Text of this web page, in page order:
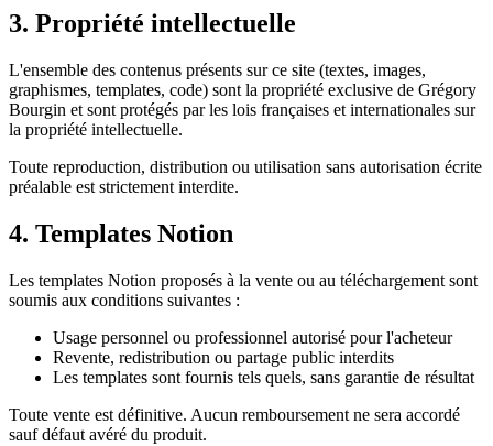
3. Propriété intellectuelle
L'ensemble des contenus présents sur ce site (textes, images,
graphismes, templates, code) sont la propriété exclusive de Grégory
Bourgin et sont protégés par les lois françaises et internationales sur
la propriété intellectuelle.
Toute reproduction, distribution ou utilisation sans autorisation écrite
préalable est strictement interdite.
4. Templates Notion
Les templates Notion proposés à la vente ou au téléchargement sont
soumis aux conditions suivantes :
Usage personnel ou professionnel autorisé pour l'acheteur
Revente, redistribution ou partage public interdits
Les templates sont fournis tels quels, sans garantie de résultat
Toute vente est définitive. Aucun remboursement ne sera accordé
sauf défaut avéré du produit.